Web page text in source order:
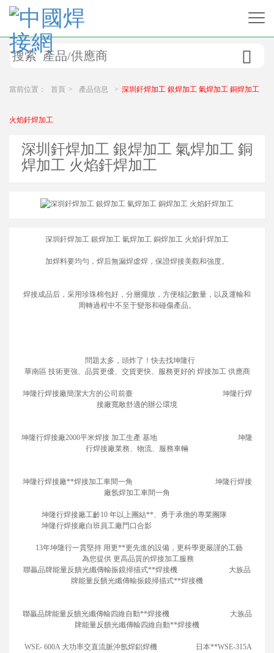

當前位置： 首頁 > 產品信息 > 深圳釬焊加工 銀焊加工 氣焊加工 銅焊加工
火焰釬焊加工
深圳釬焊加工 銀焊加工 氣焊加工 銅
焊加工 火焰釬焊加工
深圳釬焊加工 銀焊加工 氣焊加工 銅焊加工 火焰釬焊加工
加焊料要均勻，焊后無漏焊虛焊，保證焊接美觀和強度。
焊接成品后，采用珍珠棉包好，分層擺放，方便核記數量，以及運輸和
周轉過程中不至于變形和碰傷產品。
問題太多，頭炸了！快去找坤隆行
華南區 技術更強、品質更優、交貨更快、服務更好的 焊接加工 供應商
坤隆行焊接廠簡潔大方的公司前臺 坤隆行焊
接廠寬敞舒適的辦公環境
坤隆行焊接廠2000平米焊接 加工生產 基地 坤隆
行焊接廠業務、物流、服務車輛
坤隆行焊接廠**焊接加工車間一角 坤隆行焊接
廠氬焊加工車間一角
坤隆行焊接廠工齡10 年以上團結**、勇于承擔的專業團隊
坤隆行焊接廠白班員工廠門口合影
13年坤隆行一貫堅持 用更**更先進的設備，更科學更嚴謹的工藝
為您提供 更高品質的焊接加工服務
聯贏品牌能量反饋光纖傳輸振鏡掃描式**焊接機 大族品
牌能量反饋光纖傳輸振鏡掃描式**焊接機
聯贏品牌能量反饋光纖傳輸四維自動**焊接機 大族品
牌能量反饋光纖傳輸四維自動**焊接機
WSE- 600A 大功率交直流脈沖氬焊鋁焊機 日本**WSE-315A